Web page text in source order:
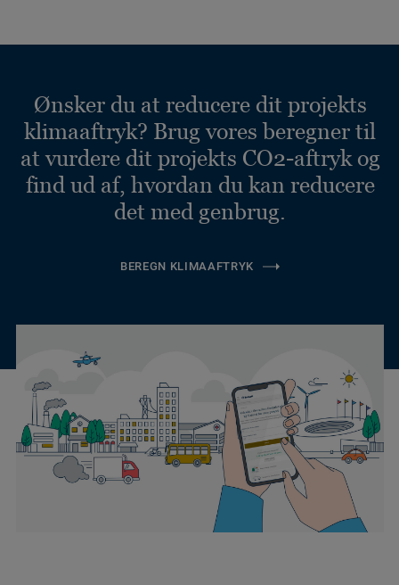
Ønsker du at reducere dit projekts
klimaaftryk? Brug vores beregner til
at vurdere dit projekts CO2-aftryk og
find ud af, hvordan du kan reducere
det med genbrug.
BEREGN KLIMAAFTRYK